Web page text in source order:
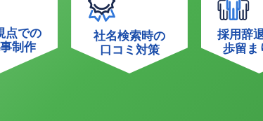
点での
制作
社名検索時の
口コミ対策
採用辞
歩留ま